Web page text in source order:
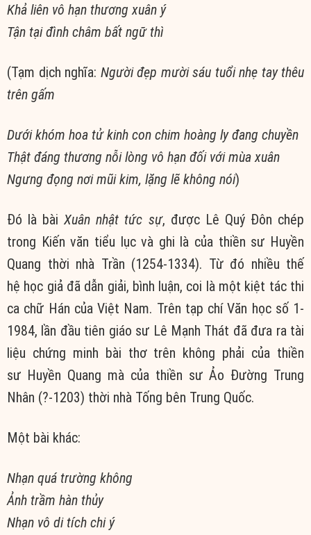
Khả liên vô hạn thương xuân ý
Tận tại đình châm bất ngữ thì
(Tạm dịch nghĩa: Người đẹp mười sáu tuổi nhẹ tay thêu
trên gấm
Dưới khóm hoa tử kinh con chim hoàng ly đang chuyền
Thật đáng thương nỗi lòng vô hạn đối vớimùa xuân
Ngưng đọng nơi mũi kim, lặng lẽ không nói)
Đó là bàiXuân nhật tức sự, được Lê Quý Đôn chép
trong Kiến văn tiểu lục và ghi là của thiền sư Huyền
Quang thời nhà Trần (1254-1334). Từ đó nhiều thế
hệ học giảđã dẫn giải, bình luận, coi là một kiệt tác thi
ca chữ Hán của Việt Nam. Trên tạp chíVăn họcsố 1-
1984, lần đầu tiên giáo sư Lê Mạnh Thát đã đưa ra tài
liệu chứng minh bài thơ trên không phải của thiền
sư Huyền Quang mà của thiền sư Ảo Đường Trung
Nhân (?-1203) thời nhà Tống bên Trung Quốc.
Một bài khác:
Nhạn quá trường không
Ảnh trầm hàn thủy
Nhạn vô di tích chi ý